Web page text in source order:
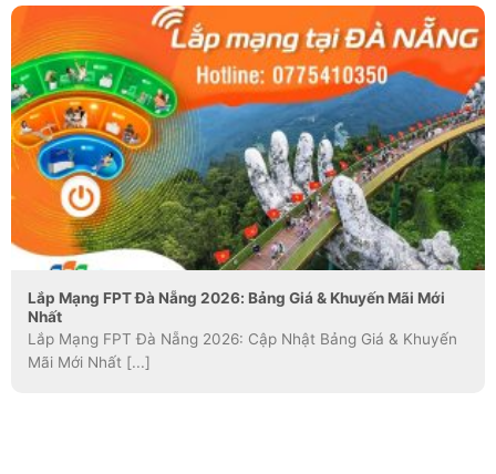
Lắp Mạng FPT Đà Nẵng 2026: Bảng Giá & Khuyến Mãi Mới
Nhất
Lắp Mạng FPT Đà Nẵng 2026: Cập Nhật Bảng Giá & Khuyến
Mãi Mới Nhất [...]